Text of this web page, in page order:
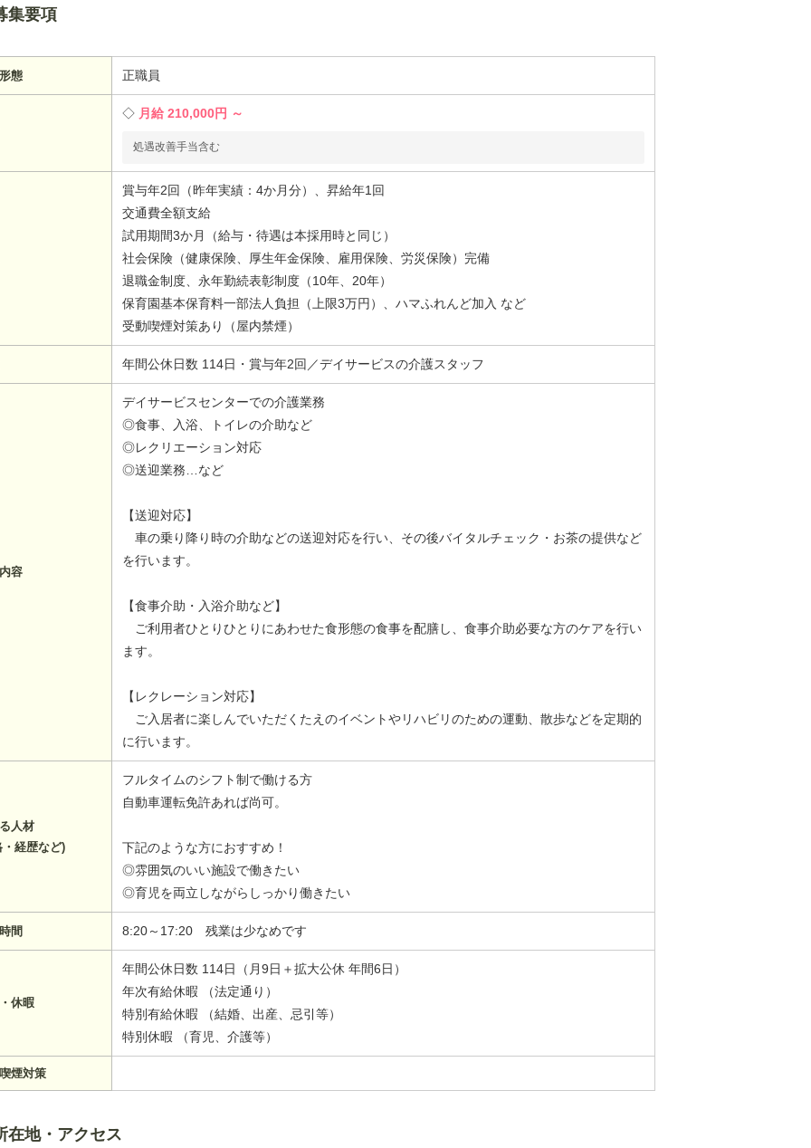
集要項
態 正職員
月給 210,000円 ～
処遇改善手当含む
賞与年2回（昨年実績：4か月分）、昇給年1回
交通費全額支給
試用期間3か月（給与・待遇は本採用時と同じ）
社会保険（健康保険、厚生年金保険、雇用保険、労災保険）完備
退職金制度、永年勤続表彰制度（10年、20年）
保育園基本保育料一部法人負担（上限3万円）、ハマふれんど加入 など
受動喫煙対策あり（屋内禁煙）
年間公休日数 114日・賞与年2回／デイサービスの介護スタッフ
容
デイサービスセンターでの介護業務
◎食事、入浴、トイレの介助など
◎レクリエーション対応
◎送迎業務…など
【送迎対応】
車の乗り降り時の介助などの送迎対応を行い、その後バイタルチェック・お茶の提供など
を行います。
【食事介助・入浴介助など】
ご利用者ひとりひとりにあわせた食形態の食事を配膳し、食事介助必要な方のケアを行い
ます。
【レクレーション対応】
ご入居者に楽しんでいただくたえのイベントやリハビリのための運動、散歩などを定期的
に行います。
人材
・経歴など)
フルタイムのシフト制で働ける方
自動車運転免許あれば尚可。
下記のような方におすすめ！
◎雰囲気のいい施設で働きたい
◎育児を両立しながらしっかり働きたい
間 8:20～17:20 残業は少なめです
休暇
年間公休日数 114日（月9日＋拡大公休 年間6日）
年次有給休暇 （法定通り）
特別有給休暇 （結婚、出産、忌引等）
特別休暇 （育児、介護等）
煙対策
在地・アクセス